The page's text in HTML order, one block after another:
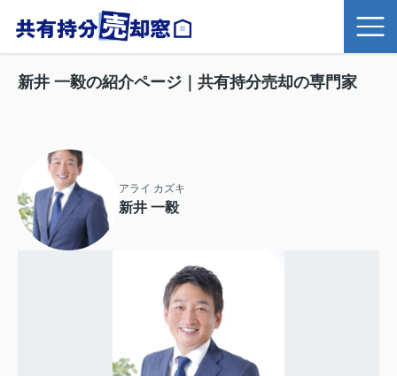
新井 一毅の紹介ページ｜共有持分売却の専門家
アライ カズキ
新井 一毅